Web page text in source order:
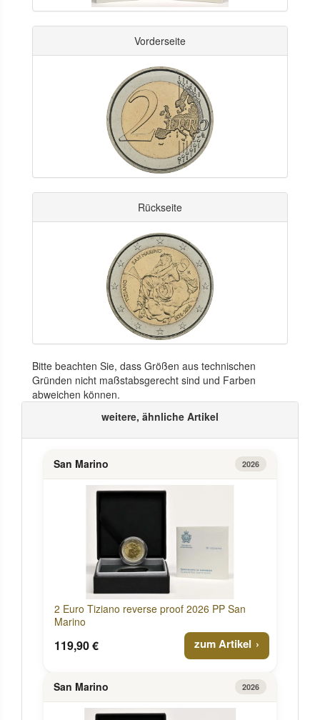
Vorderseite
Rückseite
Bitte beachten Sie, dass Größen aus technischen
Gründen nicht maßstabsgerecht sind und Farben
abweichen können.
weitere, ähnliche Artikel
San Marino 2026
2 Euro Tiziano reverse proof 2026 PP San
Marino
119,90 € zum Artikel
San Marino 2026